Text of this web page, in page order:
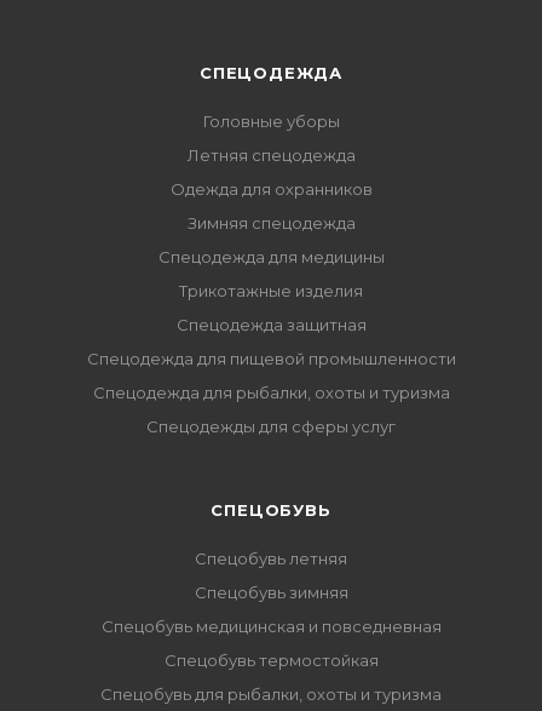
СПЕЦОДЕЖДА
Головные уборы
Летняя спецодежда
Одежда для охранников
Зимняя спецодежда
Спецодежда для медицины
Трикотажные изделия
Спецодежда защитная
Спецодежда для пищевой промышленности
Спецодежда для рыбалки, охоты и туризма
Спецодежды для сферы услуг
CПЕЦОБУВЬ
Спецобувь летняя
Спецобувь зимняя
Спецобувь медицинская и повседневная
Спецобувь термостойкая
Спецобувь для рыбалки, охоты и туризма